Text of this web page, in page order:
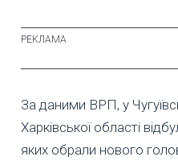
За даними ВРП, у
Харківської області
яких обрали нового